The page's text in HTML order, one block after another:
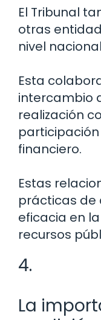
El Tribunal
otras
nivel
Esta
intercambio
realización
financiero.
Estas
prácticas de
eficacia en
recursos
4.
La